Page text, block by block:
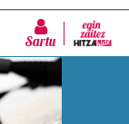
Sartu